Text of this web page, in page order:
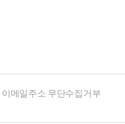
이메일주소 무단수집거부